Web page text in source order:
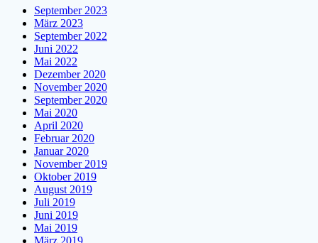
September 2023
März 2023
September 2022
Juni 2022
Mai 2022
Dezember 2020
November 2020
September 2020
Mai 2020
April 2020
Februar 2020
Januar 2020
November 2019
Oktober 2019
August 2019
Juli 2019
Juni 2019
Mai 2019